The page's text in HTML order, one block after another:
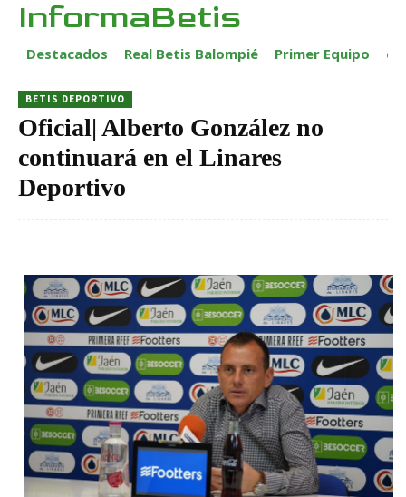
InformaBetis
Destacados Real Betis Balompié Primer Equipo
BETIS DEPORTIVO
Oficial| Alberto González no
continuará en el Linares
Deportivo